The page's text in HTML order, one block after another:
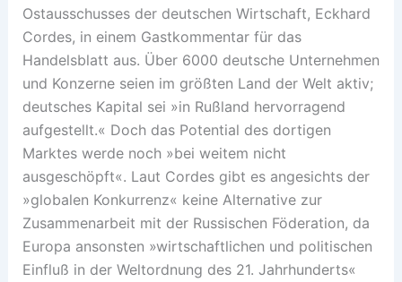
Ostausschusses der deutschen Wirtschaft, Eckhard
Cordes, in einem Gastkommentar für das
Handelsblatt aus. Über 6000 deutsche Unternehmen
und Konzerne seien im größten Land der Welt aktiv;
deutsches Kapital sei »in Rußland hervorragend
aufgestellt.« Doch das Potential des dortigen
Marktes werde noch »bei weitem nicht
ausgeschöpft«. Laut Cordes gibt es angesichts der
»globalen Konkurrenz« keine Alternative zur
Zusammenarbeit mit der Russischen Föderation, da
Europa ansonsten »wirtschaftlichen und politischen
Einfluß in der Weltordnung des 21. Jahrhunderts«